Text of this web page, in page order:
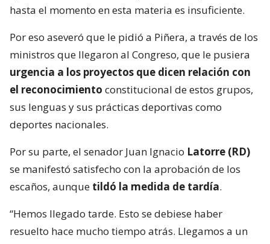
hasta el momento en esta materia es insuficiente.
Por eso aseveró que le pidió a Piñera, a través de los
ministros que llegaron al Congreso, que le pusiera
urgencia a los proyectos que dicen relación con
el reconocimiento constitucional de estos grupos,
sus lenguas y sus prácticas deportivas como
deportes nacionales.
Por su parte, el senador Juan Ignacio Latorre (RD)
se manifestó satisfecho con la aprobación de los
escaños, aunque tildó la medida de tardía.
“Hemos llegado tarde. Esto se debiese haber
resuelto hace mucho tiempo atrás. Llegamos a un